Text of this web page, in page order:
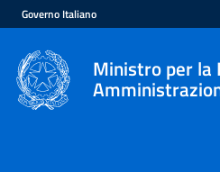
Governo Italiano
Ministro per la